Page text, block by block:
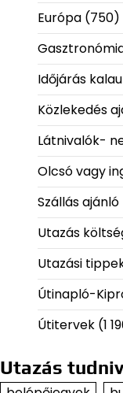
Európa(750)
Időjárás
Közlekedés
Látnivalók-
Olcsó vagy
Szállás ajánló
Utazás
Utazási
Útinapló-
Útitervek(1
Utazás